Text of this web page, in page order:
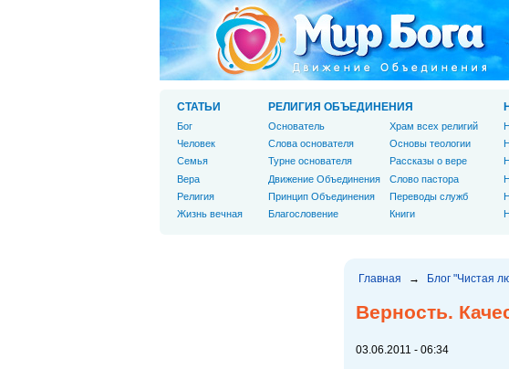
Главная → Блог "Чистая
Верность.
03.06.2011 - 06:34
СТАТЬИ
Бог
Человек
Cемья
Вера
Религия
Жизнь вечная
РЕЛИГИЯ ОБЪЕДИНЕНИЯ
Основатель
Слова основателя
Турне основателя
Движение Объединения
Принцип Объединения
Благословение
Храм всех религий
Основы теологии
Рассказы о вере
Слово пастора
Переводы служб
Книги